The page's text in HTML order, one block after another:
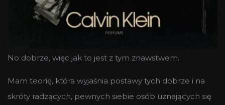
No dobrze, więc jak to jest z tym znawstwem.
Mam teorię, która wyjaśnia postawy tych dobrze i na
skróty radzących, pewnych siebie osób uznających się